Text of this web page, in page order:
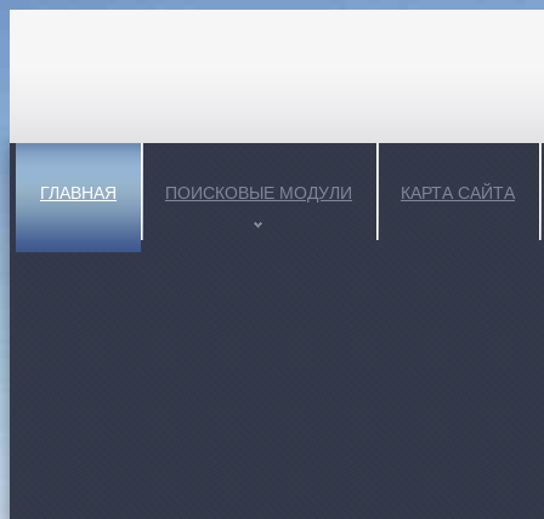
ГЛАВНАЯ ПОИСКОВЫЕ МОДУЛИ КАРТА САЙТА